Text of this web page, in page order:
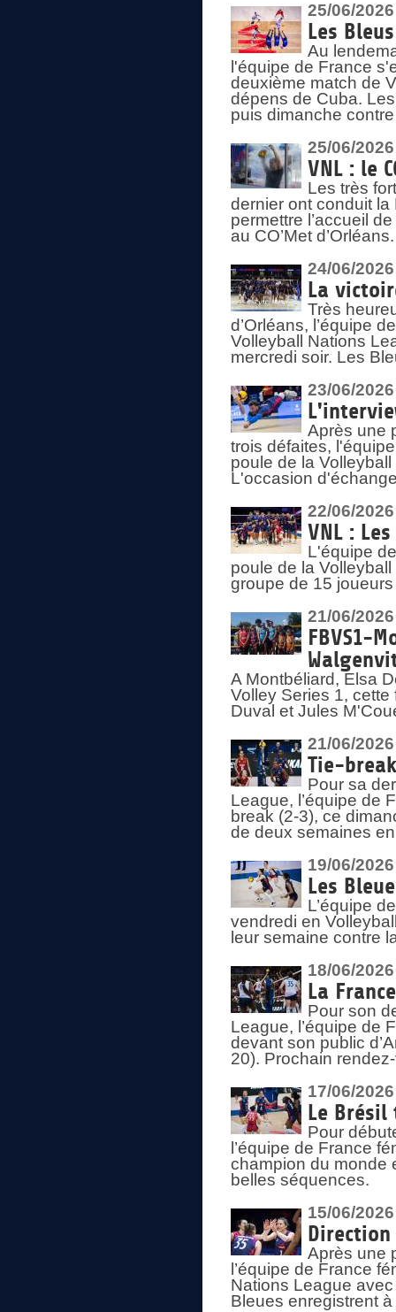
25/06/2026
Les
Au
l'équipe de France
deuxième match de
dépens de Cuba.
puis dimanche
25/06/2026
VNL : le
Les très
dernier ont conduit
permettre l’accueil
au CO’Met d’Orléans.
24/06/2026
La
Très
d’Orléans, l’équipe
Volleyball Nations
mercredi soir. Les
23/06/2026
Après une
trois défaites,
poule de la
L'occasion
22/06/2026
VNL :
L'équipe
poule de la
groupe de 15
21/06/2026
FBVS1-
A Montbéliard, Elsa
Volley Series 1,
Duval et Jules
21/06/2026
Tie-
Pour sa
League, l’équipe de
break (2-3), ce
de deux semaines
19/06/2026
Les
L’équipe
vendredi en
leur semaine contre
18/06/2026
La
Pour son
League, l’équipe de
devant son public
20). Prochain
17/06/2026
Le
Pour
l’équipe de France
champion du monde
belles séquences.
15/06/2026
Après une
l’équipe de France
Nations League
Bleues enregistrent